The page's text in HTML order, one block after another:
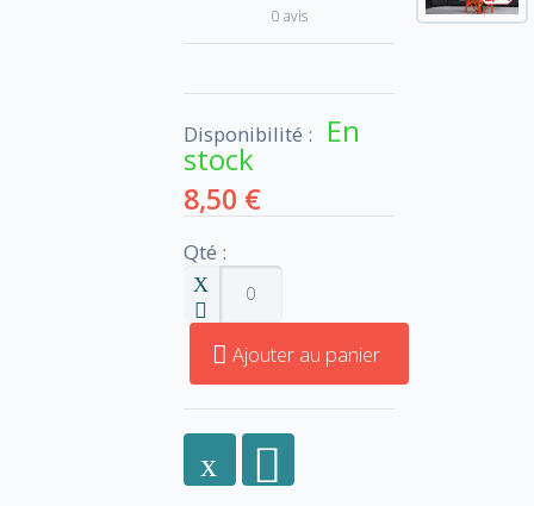
0 avis
Disponibilité : En
stock
8,50 €
Qté :
Ajouter au panier